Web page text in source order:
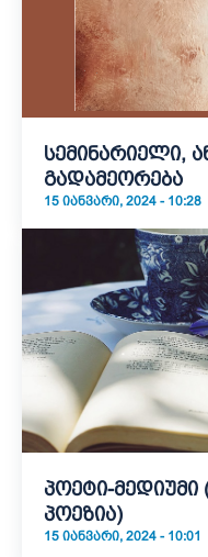
სემინარიელი,
გადამეორება
15 ᲘᲐᲜᲕᲐᲠᲘ, 2024 - 10:28
პოეტი-მედიუმი
პოეზია)
15 ᲘᲐᲜᲕᲐᲠᲘ, 2024 - 10:01